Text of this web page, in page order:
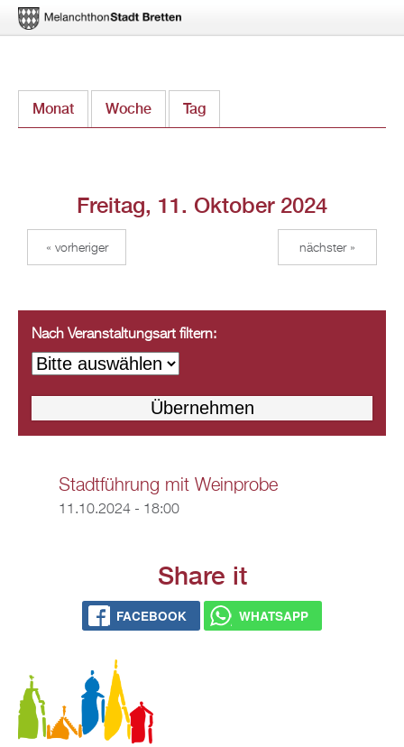
zum
Monat Woche Tag
Freitag, 11. Oktober 2024
« vorheriger nächster »
Nach Veranstaltungsart filtern:
Stadtführung mit Weinprobe
11.10.2024 - 18:00
Share it
FACEBOOK WHATSAPP